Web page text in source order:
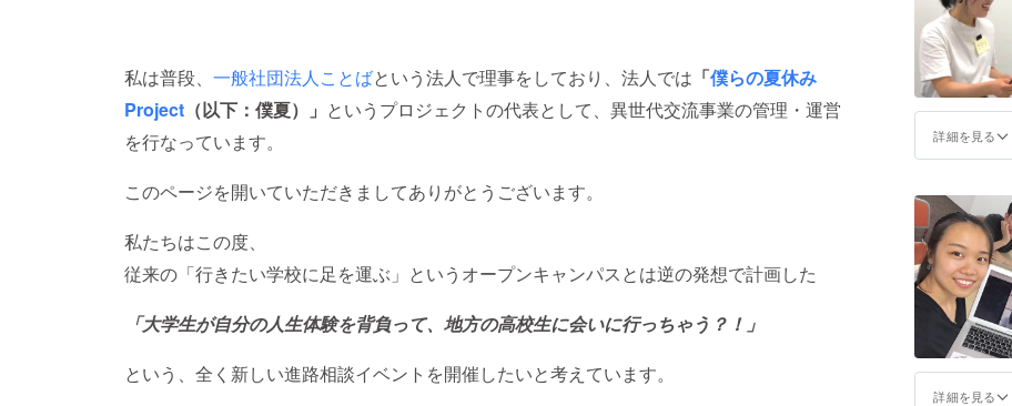
私は普段、 一般社団法人ことばという法人で理事をしており、法人では 「僕らの夏休み
Project （以下：僕夏）」 というプロジェクトの代表として、異世代交流事業の管理・運営
を行なっています。
このページを開いていただきましてありがとうございます。
私たちはこの度、
従来の「行きたい学校に足を運ぶ」というオープンキャンパスとは逆の発想で計画した
「大学生が自分の人生体験を背負って、地方の高校生に会いに行っちゃう？！」
という、全く新しい進路相談イベントを開催したいと考えています。
詳細を見る
詳細を見る